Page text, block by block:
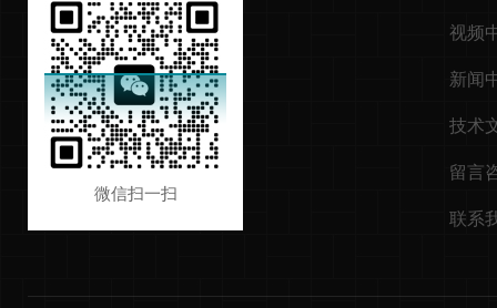
微信扫一扫
视频
新闻
技术
留言
联系